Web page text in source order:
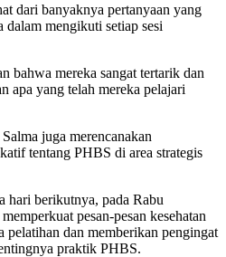
dari banyaknya pertanyaan yang
dalam mengikuti setiap sesi
bahwa mereka sangat tertarik dan
apa yang telah mereka pelajari
juga merencanakan
tentang PHBS di area strategis
hari berikutnya, pada Rabu
pesan-pesan kesehatan
pelatihan dan memberikan pengingat
praktik PHBS.